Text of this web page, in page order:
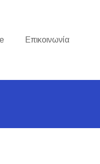
Επικοινωνία